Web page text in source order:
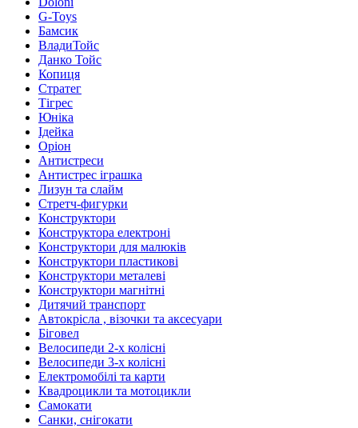
G-Toys
Бамсик
ВладиТойс
Данко Тойс
Копиця
Стратег
Тігрес
Юніка
Ідейка
Оріон
Антистреси
Антистрес іграшка
Лизун та слайм
Стретч-фигурки
Конструктори
Конструктора електроні
Конструктори для малюків
Конструктори пластикові
Конструктори металеві
Конструктори магнітні
Дитячий транспорт
Автокрісла , візочки та аксесуари
Біговел
Велосипеди 2-х колісні
Велосипеди 3-х колісні
Електромобілі та карти
Квадроцикли та мотоцикли
Самокати
Санки, снігокати